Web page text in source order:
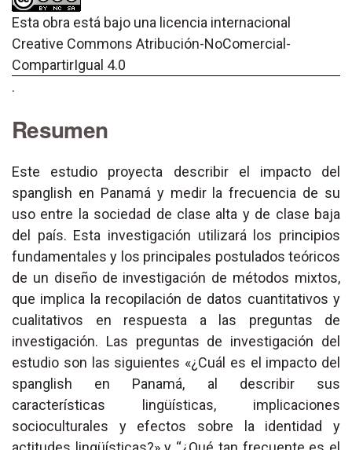
Esta obra está bajo una licencia internacional
Creative Commons Atribución-NoComercial-
CompartirIgual 4.0
.
Resumen
Este estudio proyecta describir el impacto del
spanglish en Panamá y medir la frecuencia de su
uso entre la sociedad de clase alta y de clase baja
del país. Esta investigación utilizará los principios
fundamentales y los principales postulados teóricos
de un diseño de investigación de métodos mixtos,
que implica la recopilación de datos cuantitativos y
cualitativos en respuesta a las preguntas de
investigación. Las preguntas de investigación del
estudio son las siguientes «¿Cuál es el impacto del
spanglish en Panamá, al describir sus
características lingüísticas, implicaciones
socioculturales y efectos sobre la identidad y